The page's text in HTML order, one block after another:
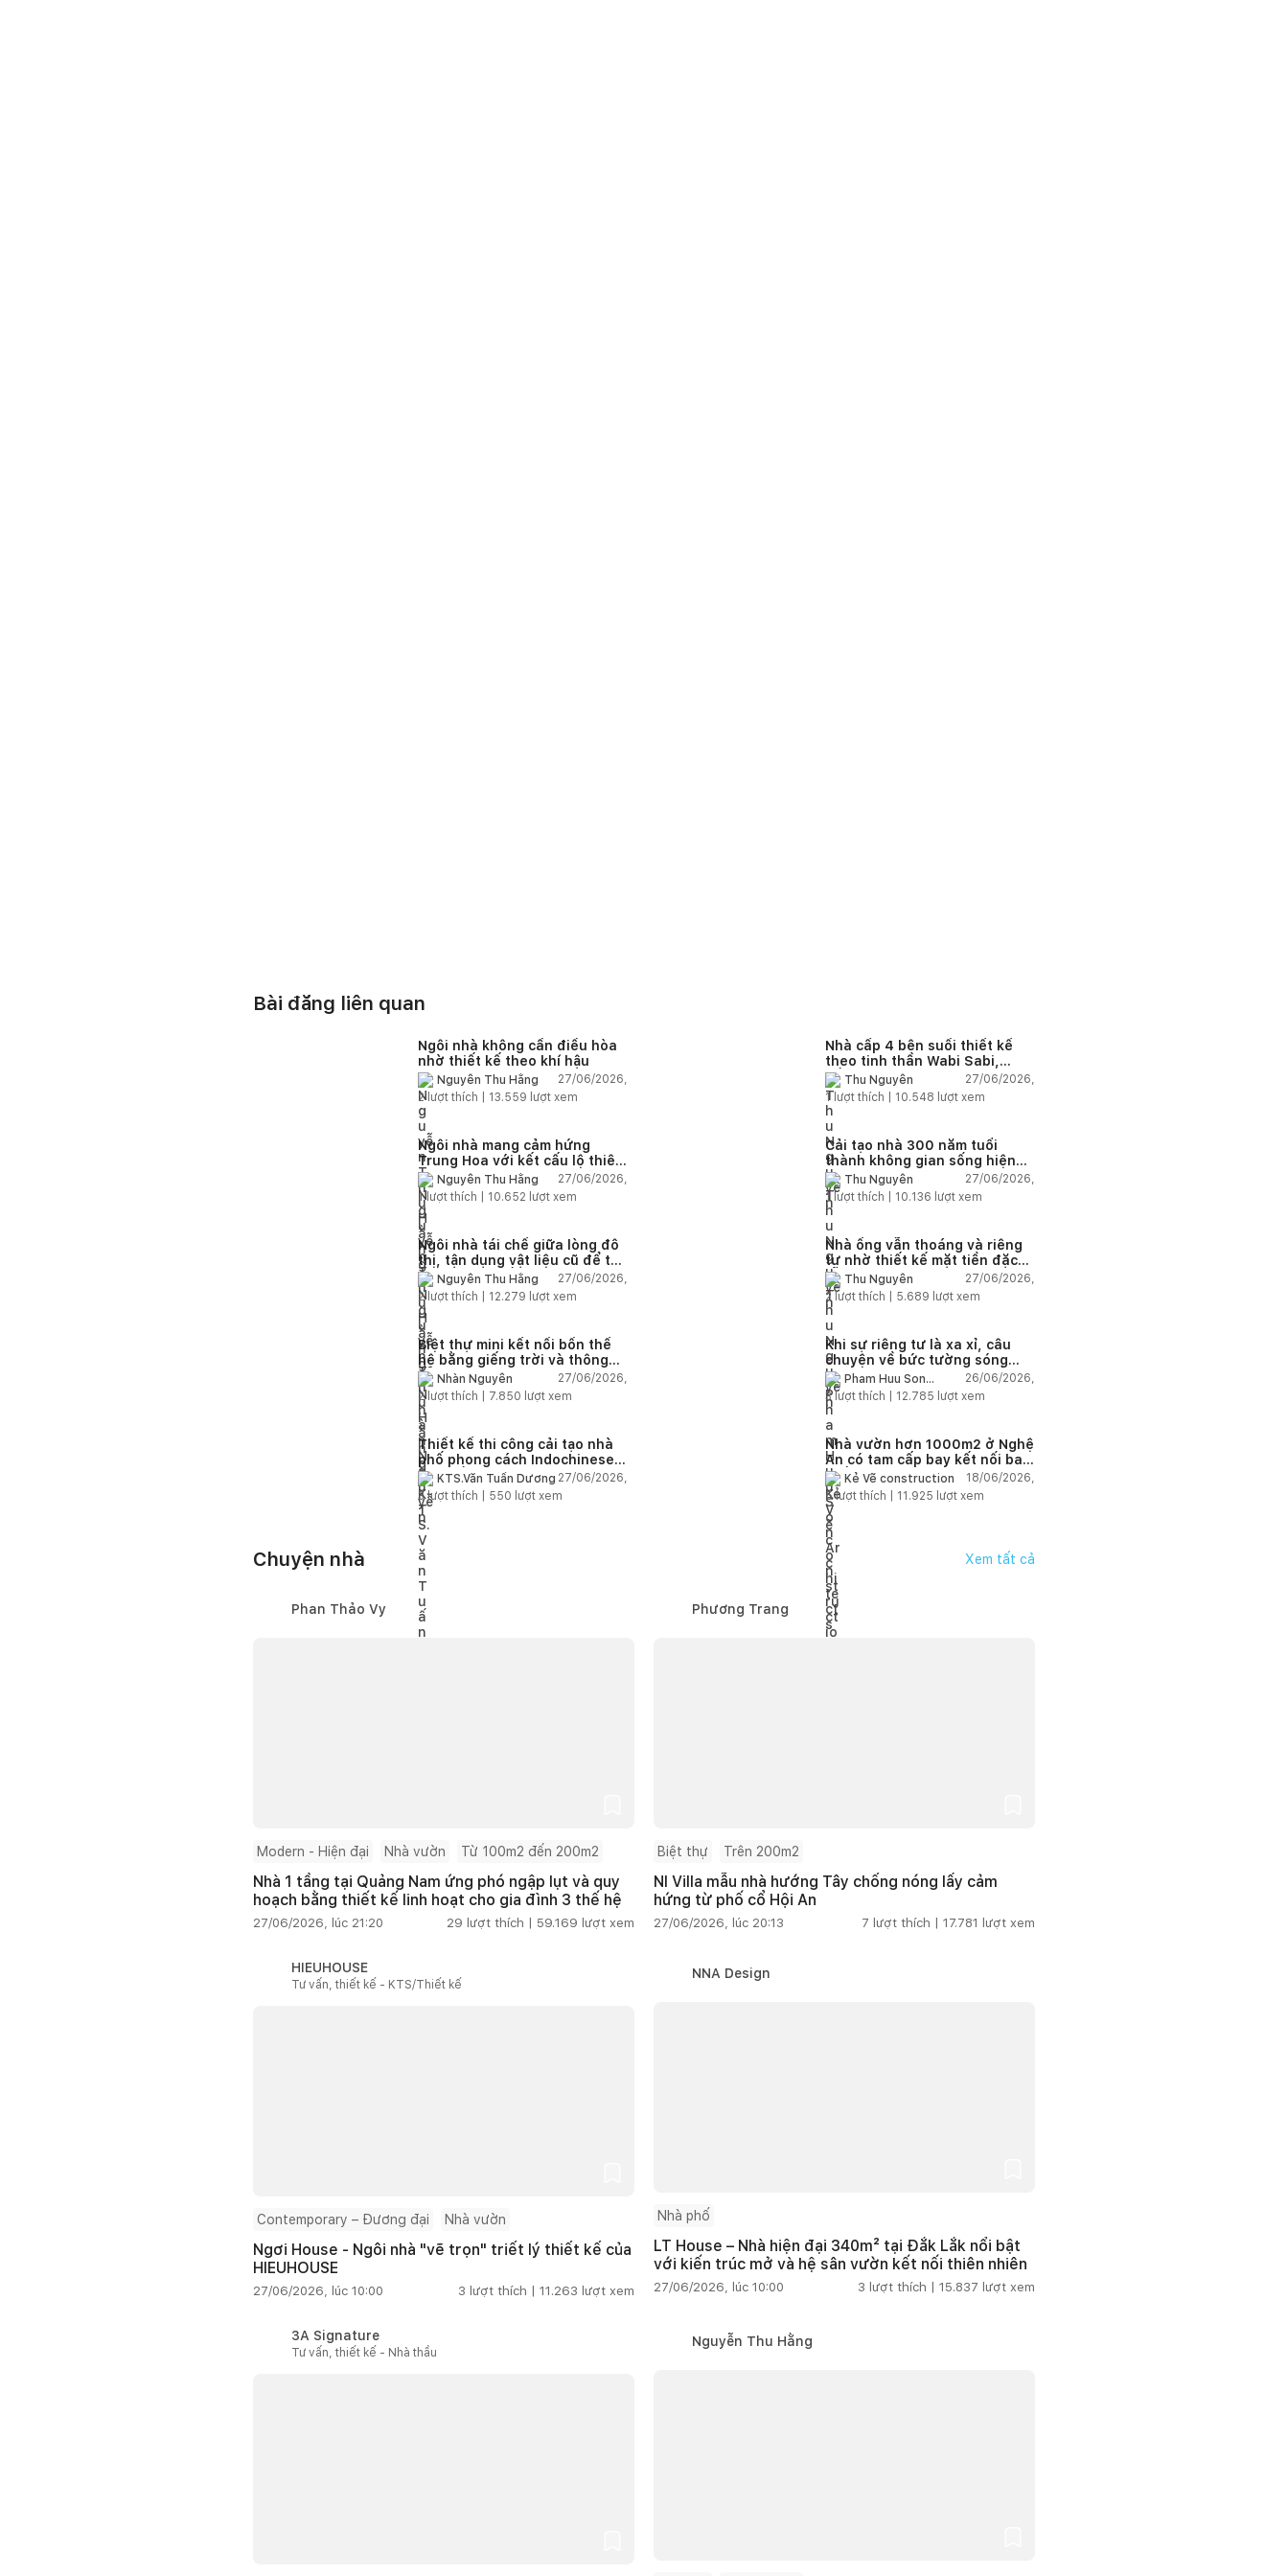
Bài đăng liên quan
Ngôi nhà không cần điều hòa
nhờ thiết kế theo khí hậu
Nguyễn Thu Hằng
27/06/2026,
2lượt thích | 13.559 lượt xem
Nhà cấp 4 bên suối thiết kế
theo tinh thần Wabi Sabi,
sống chậm giữa thiên nhiên
Thu Nguyễn
27/06/2026,
1 lượt thích | 10.548 lượt xem
Ngôi nhà mang cảm hứng
Trung Hoa với kết cấu lộ thiên
hiện đại
Nguyễn Thu Hằng
27/06/2026,
1lượt thích | 10.652 lượt xem
Cải tạo nhà 300 năm tuổi
thành không gian sống hiện
đại giữa thiên nhiên
Thu Nguyễn
27/06/2026,
1lượt thích | 10.136 lượt xem
Ngôi nhà tái chế giữa lòng đô
thị, tận dụng vật liệu cũ để tạo
không gian sống linh hoạt
Nguyễn Thu Hằng
27/06/2026,
2lượt thích | 12.279 lượt xem
Nhà ống vẫn thoáng và riêng
tư nhờ thiết kế mặt tiền đặc
rỗngThu Nguyễn
27/06/2026,
2 lượt thích | 5.689 lượt xem
Biệt thự mini kết nối bốn thế
hệ bằng giếng trời và thông
tầng ngập tràn ánh sáng
Nhàn Nguyễn
27/06/2026,
2lượt thích | 7.850 lượt xem
Khi sự riêng tư là xa xỉ, câu
chuyện về bức tường sóng
nước từ 10.000 viên đá cắt
tay
Pham Huu Son
Architects
26/06/2026,
3lượt thích | 12.785 lượt xem
Thiết kế thi công cải tạo nhà
phố phong cách Indochinese
tại phố Hoàng Ngân
KTS.Văn Tuấn Dương 27/06/2026,
3lượt thích | 550 lượt xem
Nhà vườn hơn 1000m2 ở Nghệ
An có tam cấp bay kết nối ba
thế hệ
Kẻ Vẽ construction
18/06/2026,
5lượt thích | 11.925 lượt xem
Chuyện nhà Xem tất cả
Phan Thảo Vy
Modern - Hiện đại Nhà vườn Từ 100m2 đến 200m2
Nhà 1 tầng tại Quảng Nam ứng phó ngập lụt và quy
hoạch bằng thiết kế linh hoạt cho gia đình 3 thế hệ
27/06/2026, lúc 21:20 29 lượt thích | 59.169 lượt xem
Phương Trang
Biệt thự Trên 200m2
NI Villa mẫu nhà hướng Tây chống nóng lấy cảm
hứng từ phố cổ Hội An
27/06/2026, lúc 20:13 7 lượt thích | 17.781 lượt xem
HIEUHOUSE
Tư vấn, thiết kế - KTS/Thiết kế
Contemporary – Đương đại Nhà vườn
Ngơi House - Ngôi nhà "vẽ trọn" triết lý thiết kế của
HIEUHOUSE
27/06/2026, lúc 10:00 3 lượt thích | 11.263 lượt xem
NNA Design
Nhà phố
LT House – Nhà hiện đại 340m² tại Đắk Lắk nổi bật
với kiến trúc mở và hệ sân vườn kết nối thiên nhiên
27/06/2026, lúc 10:00 3 lượt thích | 15.837 lượt xem
3A Signature
Tư vấn, thiết kế - Nhà thầu
Nguyễn Thu Hằng